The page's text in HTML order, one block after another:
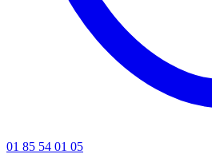
01 85 54 01 05